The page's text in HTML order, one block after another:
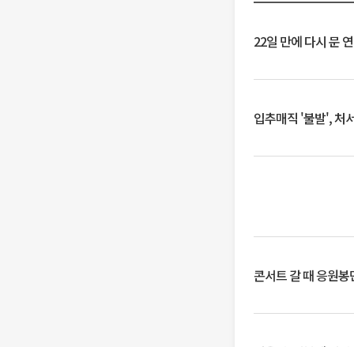
22일 만에 다시 문
입추매직 '불발', 처
콘서트 갈 때 응원